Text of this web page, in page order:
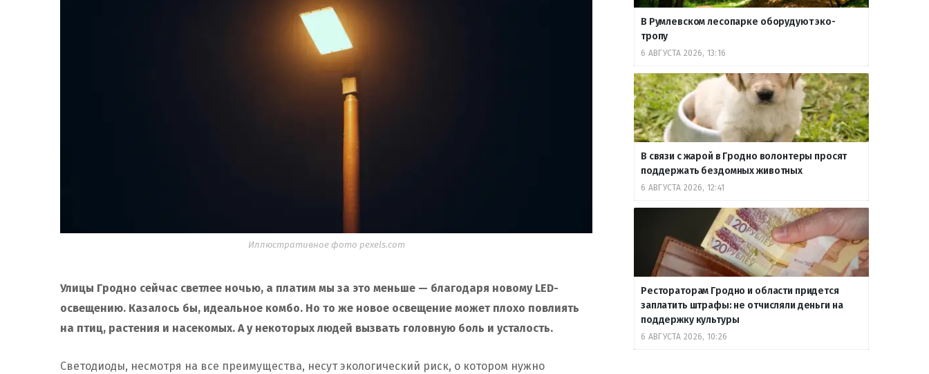
Иллюстративное фото pexels.com
Улицы Гродно сейчас светлее ночью, а платим мы за это меньше — благодаря новому LED-
освещению. Казалось бы, идеальное комбо. Но то же новое освещение может плохо повлиять
на птиц, растения и насекомых. А у некоторых людей вызвать головную боль и усталость.
Светодиоды, несмотря на все преимущества, несут экологический риск, о котором нужно
В Румлевском лесопарке оборудуют эко-
тропу
6 АВГУСТА 2026, 13:16
В связи с жарой в Гродно волонтеры просят
поддержать бездомных животных
6 АВГУСТА 2026, 12:41
Рестораторам Гродно и области придется
заплатить штрафы: не отчисляли деньги на
поддержку культуры
6 АВГУСТА 2026, 10:26